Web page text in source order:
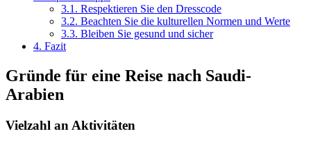
3.1. Respektieren Sie den Dresscode
3.2. Beachten Sie die kulturellen Normen und Werte
3.3. Bleiben Sie gesund und sicher
4. Fazit
Gründe für eine Reise nach Saudi-
Arabien
Vielzahl an Aktivitäten